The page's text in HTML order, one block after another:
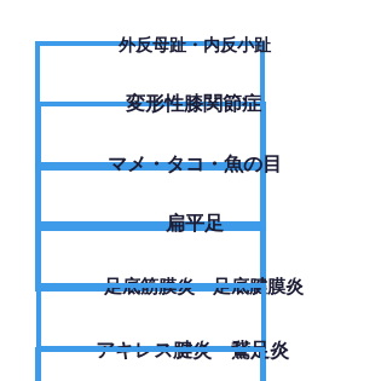
外反母趾・内反小趾
変形性膝関節症
​マメ・タコ・魚の目
扁平足
足底筋膜炎・足底腱膜炎
アキレス腱炎・鵞足炎